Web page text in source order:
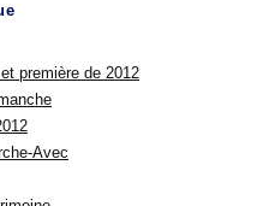
première de 2012
Avec